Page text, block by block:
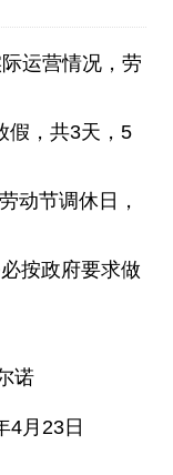
运营情况，劳
，共3天，5
动节调休日，
按政府要求做
日